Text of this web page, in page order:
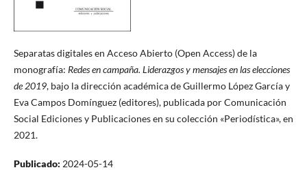
Separatas digitales en Acceso Abierto (Open Access) de la
monografía: Redes en campaña. Liderazgos y mensajes en las elecciones
de 2019, bajo la dirección académica de Guillermo López García y
Eva Campos Domínguez (editores), publicada por Comunicación
Social Ediciones y Publicaciones en su colección «Periodística», en
2021.
Publicado: 2024-05-14